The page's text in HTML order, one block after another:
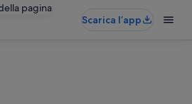
pagina
Scarica l’app